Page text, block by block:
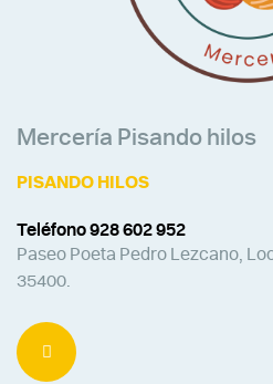
Mercería Pisando hilos
PISANDO HILOS
Teléfono 928 602 952
Paseo Poeta Pedro Lezcano,
35400.